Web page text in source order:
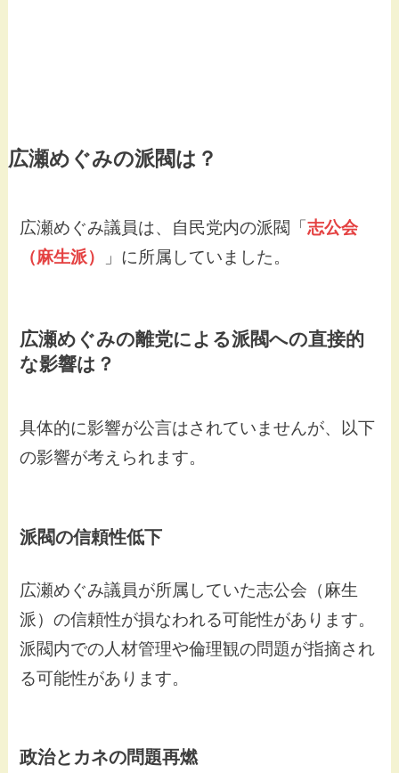
広瀬めぐみの派閥は？
広瀬めぐみ議員は、自民党内の派閥「志公会
（麻生派）
」に所属していました。
広瀬めぐみの離党による派閥への直接的
な影響は？
具体的に影響が公言はされていませんが、以下
の影響が考えられます。
派閥の信頼性低下
広瀬めぐみ議員が所属していた志公会（麻生
派）の信頼性が損なわれる可能性があります。
派閥内での人材管理や倫理観の問題が指摘され
る可能性があります。
政治とカネの問題再燃